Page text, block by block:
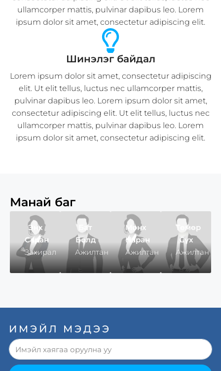
ullamcorper mattis, pulvinar dapibus leo. Lorem
ipsum dolor sit amet, consectetur adipiscing elit.
Шинэлэг байдал
Lorem ipsum dolor sit amet, consectetur adipiscing
elit. Ut elit tellus, luctus nec ullamcorper mattis,
pulvinar dapibus leo. Lorem ipsum dolor sit amet,
consectetur adipiscing elit. Ut elit tellus, luctus nec
ullamcorper mattis, pulvinar dapibus leo. Lorem
ipsum dolor sit amet, consectetur adipiscing elit.
Манай баг
Энх
Саран
Захирал
Захирал
Lorem
ipsum
dolor
sit
amet,
malesuada,
odio
sit
amet
pharetra
vehicula,
sapien
magna,
auctor
diam
magna
Бат
Болд
Ажилтан
Болд
Ажилтан
Lorem
ipsum
dolor
sit
amet,
odio
sit
amet
pharetra
vehicula,
sapien
magna,
magna
Мөнх
Наран
Ажилтан
Lorem
ipsum
dolor
sit
amet,
odio
sit
amet
pharetra
vehicula,
sapien
magna,
magna
Төмөр
Сүх
Ажилтан
ИМЭЙЛ МЭДЭЭ